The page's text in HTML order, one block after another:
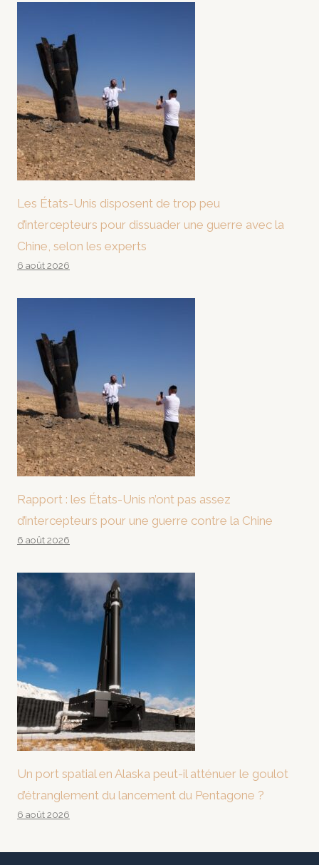
Les États-Unis disposent de trop peu
d’intercepteurs pour dissuader une guerre avec la
Chine, selon les experts
6 août 2026
Rapport : les États-Unis n’ont pas assez
d’intercepteurs pour une guerre contre la Chine
6 août 2026
Un port spatial en Alaska peut-il atténuer le goulot
d’étranglement du lancement du Pentagone ?
6 août 2026